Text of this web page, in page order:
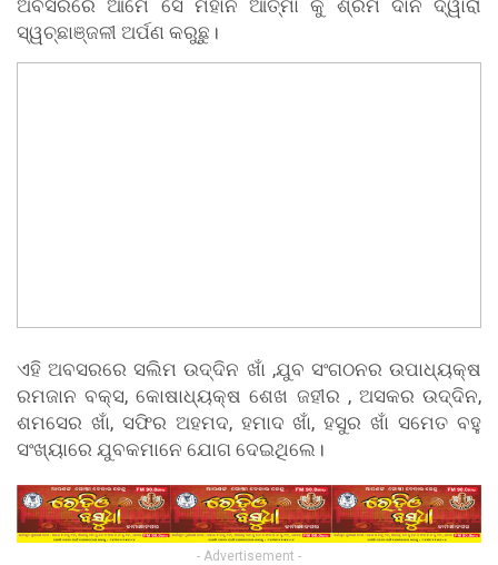
ଅବସରରେ ଆମେ ସେ ମହାନ ଆତ୍ମା କୁ ଶ୍ରମ ଦାନ ଦ୍ୱାରା
ସ୍ୱଚ୍ଛାଞ୍ଜଳୀ ଅର୍ପଣ କରୁଛୁ।
ଏହି ଅବସରରେ ସଲିମ ଉଦ୍ଦିନ ଖାଁ ,ଯୁବ ସଂଗଠନର ଉପାଧ୍ୟକ୍ଷ
ରମଜାନ ବକ୍ସ, କୋଷାଧ୍ୟକ୍ଷ ଶେଖ ଜହୀର , ଅସକର ଉଦ୍ଦିନ,
ଶମସେର ଖାଁ, ସଫିର ଅହମଦ, ହମାଦ ଖାଁ, ହସୁର ଖାଁ ସମେତ ବହୁ
ସଂଖ୍ୟାରେ ଯୁବକମାନେ ଯୋଗ ଦେଇଥିଲେ।
- Advertisement -